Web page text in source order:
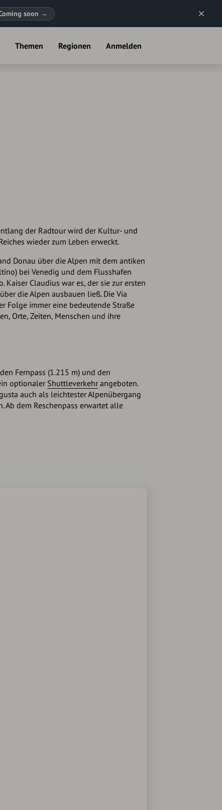
soon →
Themen Regionen Anmelden
der Radtour wird der Kultur- und
wieder zum Leben erweckt.
Donau über die Alpen mit dem antiken
bei Venedig und dem Flusshafen
Kaiser Claudius war es, der sie zur ersten
die Alpen ausbauen ließ. Die Via
Folge immer eine bedeutende Straße
Orte, Zeiten, Menschen und ihre
Fernpass (1.215 m) und den
optionalerShuttleverkehrangeboten.
auch als leichtester Alpenübergang
Ab dem Reschenpass erwartet alle